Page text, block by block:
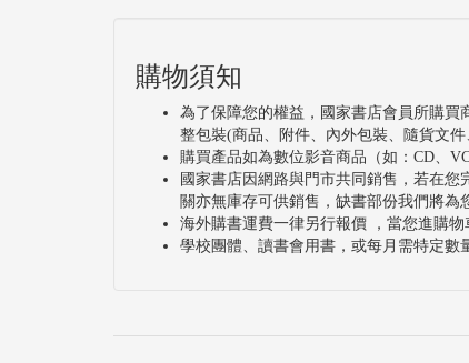
購物須知
為了保障您的權益，國家書店會員所購
整包裝(商品、附件、內外包裝、隨貨文件
購買產品如為數位影音商品（如：CD、
國家書店因網路與門市共同銷售，若在
關亦無庫存可供銷售，缺書部份我們將為
海外購書運費一律另行報價 ，當您進購
學校團體、讀書會用書，或每月需特定數